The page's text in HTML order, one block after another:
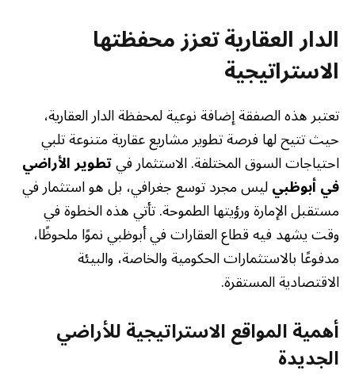
الدار العقارية تعزز محفظتها
الاستراتيجية
تعتبر هذه الصفقة إضافة نوعية لمحفظة الدار العقارية،
حيث تتيح لها فرصة تطوير مشاريع عقارية متنوعة تلبي
احتياجات السوق المختلفة. الاستثمار فيتطوير الأراضي
في أبوظبيليس مجرد توسع جغرافي، بل هو استثمار في
مستقبل الإمارة ورؤيتها الطموحة. تأتي هذه الخطوة في
وقت يشهد فيه قطاع العقارات في أبوظبي نموًا ملحوظًا،
مدفوعًا بالاستثمارات الحكومية والخاصة، والبيئة
الاقتصادية المستقرة.
أهمية المواقع الاستراتيجية للأراضي
الجديدة